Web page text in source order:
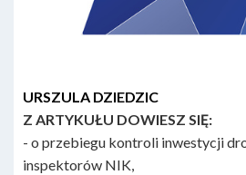
URSZULA DZIEDZIC
Z ARTYKUŁU DOWIESZ SIĘ:
- o przebiegu kontroli inwestycji
inspektorów NIK,